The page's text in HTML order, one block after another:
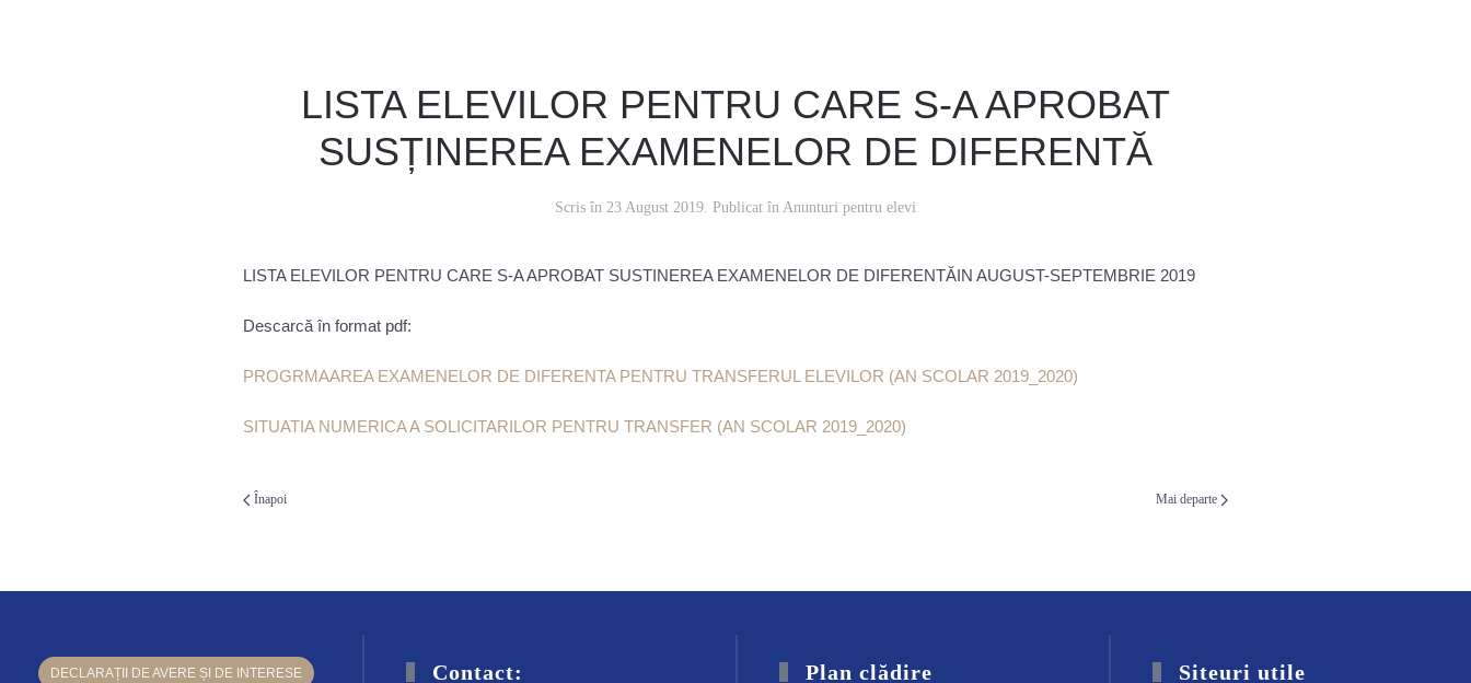
LISTA ELEVILOR PENTRU CARE S-A APROBAT
SUSȚINEREA EXAMENELOR DE DIFERENTĂ
Scris în 23 August 2019. Publicat în Anunturi pentru elevi
LISTA ELEVILOR PENTRU CARE S-A APROBAT SUSTINEREA EXAMENELOR DE DIFERENTĂIN AUGUST-SEPTEMBRIE 2019
Descarcă în format pdf:
PROGRMAAREA EXAMENELOR DE DIFERENTA PENTRU TRANSFERUL ELEVILOR (AN SCOLAR 2019_2020)
SITUATIA NUMERICA A SOLICITARILOR PENTRU TRANSFER (AN SCOLAR 2019_2020)
Înapoi Mai departe
DECLARAȚII DE AVERE ȘI DE INTERESE Contact: Plan clădire Siteuri utile